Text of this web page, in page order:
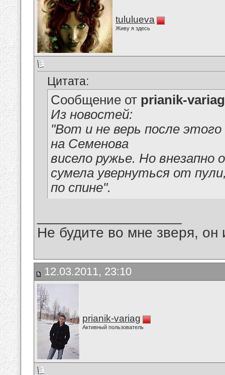
tululueva
Живу я здесь
Цитата:
Сообщение от prianik-variag
Из новостей:
"Вот и не верь после
на Семенова
висело ружье. Но
сумела увернуться от
по спине".
Не будите во мне зверя, он
12.03.2011, 23:10
prianik-variag
Активный пользователь